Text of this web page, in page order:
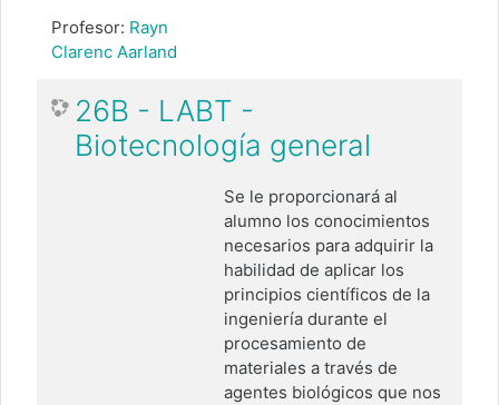
Profesor: Rayn
Clarenc Aarland
26B - LABT -
Biotecnología general
Se le proporcionará al
alumno los conocimientos
necesarios para adquirir la
habilidad de aplicar los
principios científicos de la
ingeniería durante el
procesamiento de
materiales a través de
agentes biológicos que nos